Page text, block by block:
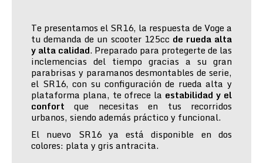
Te presentamos el SR16, la respuesta de Voge a
tu demanda de un scooter 125cc de rueda alta
y alta calidad. Preparado para protegerte de las
inclemencias del tiempo gracias a su gran
parabrisas y paramanos desmontables de serie,
el SR16, con su configuración de rueda alta y
plataforma plana, te ofrece la estabilidad y el
confort que necesitas en tus recorridos
urbanos, siendo además práctico y funcional.
El nuevo SR16 ya está disponible en dos
colores: plata y gris antracita.